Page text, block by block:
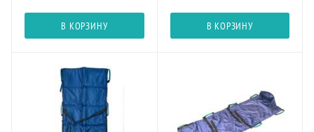
В КОРЗИНУ В КОРЗИНУ